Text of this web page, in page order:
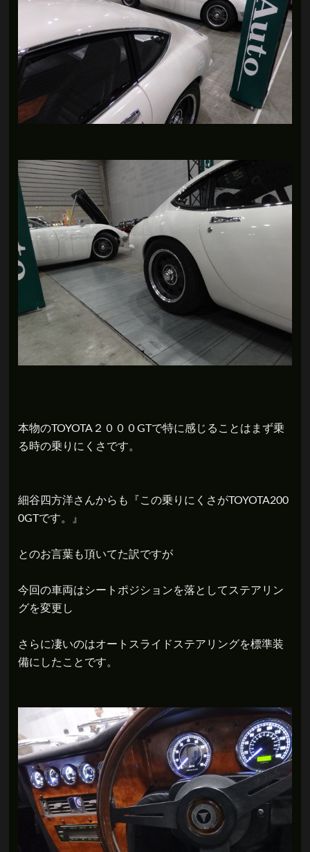
本物のTOYOTA２０００GTで特に感じることはまず乗
る時の乗りにくさです。
細谷四方洋さんからも『この乗りにくさがTOYOTA200
0GTです。』
とのお言葉も頂いてた訳ですが
今回の車両はシートポジションを落としてステアリン
グを変更し
さらに凄いのはオートスライドステアリングを標準装
備にしたことです。